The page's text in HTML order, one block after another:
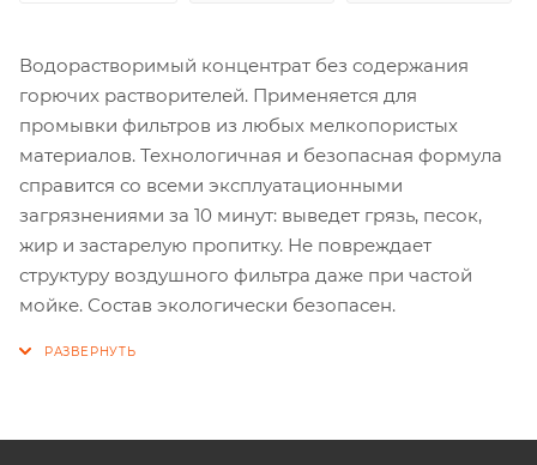
Водорастворимый концентрат без содержания
горючих растворителей. Применяется для
промывки фильтров из любых мелкопористых
материалов. Технологичная и безопасная формула
справится со всеми эксплуатационными
загрязнениями за 10 минут: выведет грязь, песок,
жир и застарелую пропитку. Не повреждает
структуру воздушного фильтра даже при частой
мойке. Состав экологически безопасен.